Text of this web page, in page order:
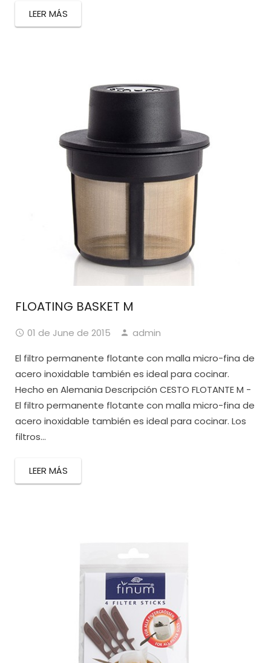
LEER MÁS
FLOATING BASKET M
01 de June de 2015
admin
El filtro permanente flotante con malla micro-fina de
acero inoxidable también es ideal para cocinar.
Hecho en Alemania Descripción CESTO FLOTANTE M -
El filtro permanente flotante con malla micro-fina de
acero inoxidable también es ideal para cocinar. Los
filtros...
LEER MÁS